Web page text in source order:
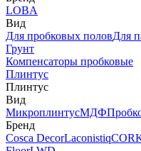
LOBA
Вид
Для пробковых половДля
Грунт
Компенсаторы пробковые
Плинтус
Плинтус
Вид
МикроплинтусМДФ
Бренд
Cosca DecorLaconistiq